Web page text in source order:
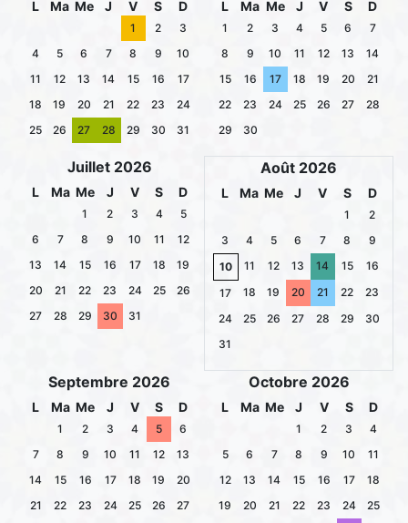
L Ma Me J V S D
1 2
3
4
5 6 7 8 9
10
11
12 13 14 15 16
17
18
19 20 21 22 23
24
25
26 27 28 29 30 31
L Ma Me J V S D
1 2 3 4 5 6
7
8
9 10 11 12 13
14
15
16 17 18 19 20
21
22
23 24 25 26 27
28
29
30
Juillet 2026
L Ma Me J V S D
1 2 3 4
5
6
7 8 9 10 11
12
13
14 15 16 17 18
19
20
21 22 23 24 25
26
27
28 29 30 31
Août 2026
L Ma Me J V S D
1
2
3
4 5 6 7 8
9
10
11 12 13 14 15
16
17
18 19 20 21 22
23
24
25 26 27 28 29
30
31
Septembre 2026
L Ma Me J V S D
1 2 3 4 5
6
7
8 9 10 11 12
13
14
15 16 17 18 19
20
21
22 23 24 25 26
27
Octobre 2026
L Ma Me J V S D
1 2 3
4
5
6 7 8 9 10
11
12
13 14 15 16 17
18
19
20 21 22 23 24
25